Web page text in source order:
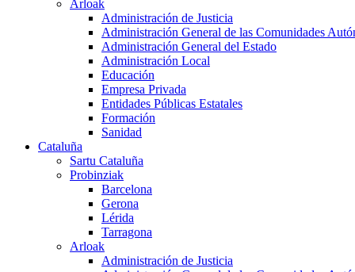
Arloak
Administración de Justicia
Administración General de las Comunidades
Administración General del Estado
Administración Local
Educación
Empresa Privada
Entidades Públicas Estatales
Formación
Sanidad
Cataluña
Sartu Cataluña
Probinziak
Barcelona
Gerona
Lérida
Tarragona
Arloak
Administración de Justicia